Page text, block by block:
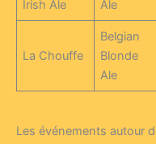
Irish Ale
Ale
La Chouffe
Belgian
Blonde
Ale
Les événements autour